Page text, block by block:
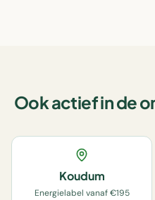
Ook actief in de
Koudum
Energielabel vanaf €195